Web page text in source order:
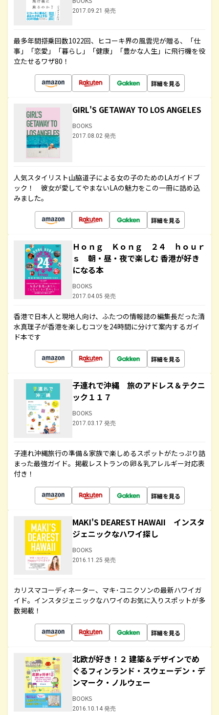
2017.09.21 発売
最多年間搭乗回数1022回、ヒコーキ界の風雲児が贈る、「仕
事」「恋愛」「暮らし」「健康」「豊かな人生」に飛行機を役
立たせるワザ80！
詳細を見る
GIRL'S GETAWAY TO LOS ANGELES
BOOKS
2017.08.02 発売
人気スタイリスト山脇道子による女の子のためのLAガイドブ
ック！ 彼女が愛してやまないLAの魅力をこの一冊に詰め込
みました。
詳細を見る
Ｈｏｎｇ Ｋｏｎｇ ２４ ｈｏｕｒ
ｓ 朝・昼・夜で楽しむ 香港が好き
になる本
BOOKS
2017.04.05 発売
香港で日本人と現地人向け、ふたつの情報誌の編集長だった清
水真理子が香港を楽しむコツを24時間に分けて案内するガイ
ド本です
詳細を見る
子連れで沖縄 旅のアドレス＆テクニ
ック１１７
BOOKS
2017.03.17 発売
子連れ沖縄旅行の準備＆家族で楽しめるスポットがたっぷり詰
まった最強ガイド。掲載レストランの卵＆乳アレルギー対応表
付き！
詳細を見る
MAKI'S DEAREST HAWAII インスタ
ジェニックなハワイ探し
BOOKS
2016.11.25 発売
カリスマコーディネーター、マキ･コニクソンの最新ハワイガ
イド。インスタジェニックなハワイのお気に入りスポットが多
数掲載！
詳細を見る
北欧が好き！２ 建築＆デザインでめ
ぐるフィンランド・スウェーデン・デ
ンマーク・ノルウェー
BOOKS
2016.10.14 発売